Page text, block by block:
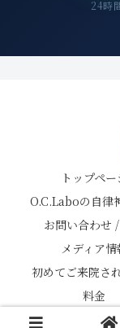
24時
トップペー
O.C.Laboの自律
お問い合わせ
メディア情
初めてご来院さ
料金
©